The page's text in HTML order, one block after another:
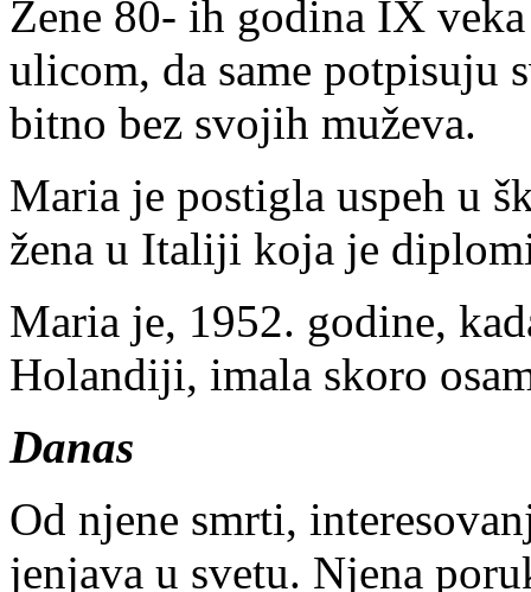
Žene 80- ih godina IX
ulicom, da same potpisuju
bitno bez svojih muževa.
Maria je postigla uspeh u
žena u Italiji koja je
Maria je, 1952. godine,
Holandiji, imala skoro
Danas
Od njene smrti,
jenjava u svetu. Njena